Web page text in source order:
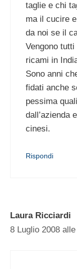
taglie e chi
ma il cucire
da noi se il
Vengono
ricami in
Sono anni
fidati anche
pessima
dall’azienda
cinesi.
Rispondi
Laura Ricciardi
8 Luglio 2008